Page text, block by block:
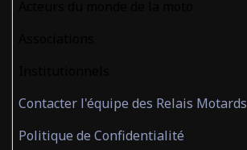
Contacter l'équipe des Relais Motards
Politique de Confidentialité